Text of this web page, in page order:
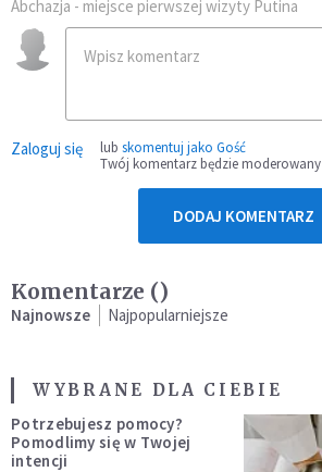
Abchazja - miejsce pierwszej wizyty Putina
Zaloguj się lub skomentuj jako Gość
Twój komentarz będzie moderowany
DODAJ KOMENTARZ
Komentarze ()
Najnowsze Najpopularniejsze
WYBRANE DLA CIEBIE
Potrzebujesz pomocy?
Pomodlimy się w Twojej
intencji